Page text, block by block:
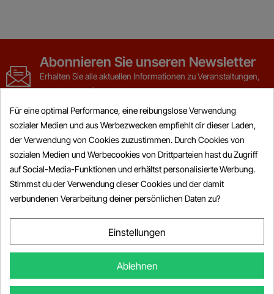
Abonnieren Sie unseren Newsletter
Erhalten Sie alle aktuellen Informationen zu Veranstaltungen,
Sonderverkäufen und Angeboten
Artikel
Informationen
Informationen Zum Geschäft 
Für eine optimal Performance, eine reibungslose Verwendung
sozialer Medien und aus Werbezwecken empfiehlt dir dieser Laden,
der Verwendung von Cookies zuzustimmen. Durch Cookies von
sozialen Medien und Werbecookies von Drittparteien hast du Zugriff
auf Social-Media-Funktionen und erhältst personalisierte Werbung.
Stimmst du der Verwendung dieser Cookies und der damit
verbundenen Verarbeitung deiner persönlichen Daten zu?
Einstellungen
Ablehnen